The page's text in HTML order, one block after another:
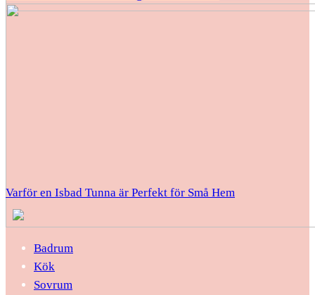
Varför en Isbad Tunna är Perfekt för Små Hem
Badrum
Kök
Sovrum